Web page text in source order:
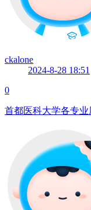
ckalone
2024-8-28 18:51
0
首都医科大学各专